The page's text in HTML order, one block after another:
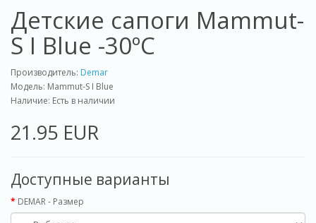
Детские сапоги Mammut-
S I Blue -30ºС
Производитель: Demar
Модель: Mammut-S I Blue
Наличие: Есть в наличии
21.95 EUR
Доступные варианты
DEMAR - Размер